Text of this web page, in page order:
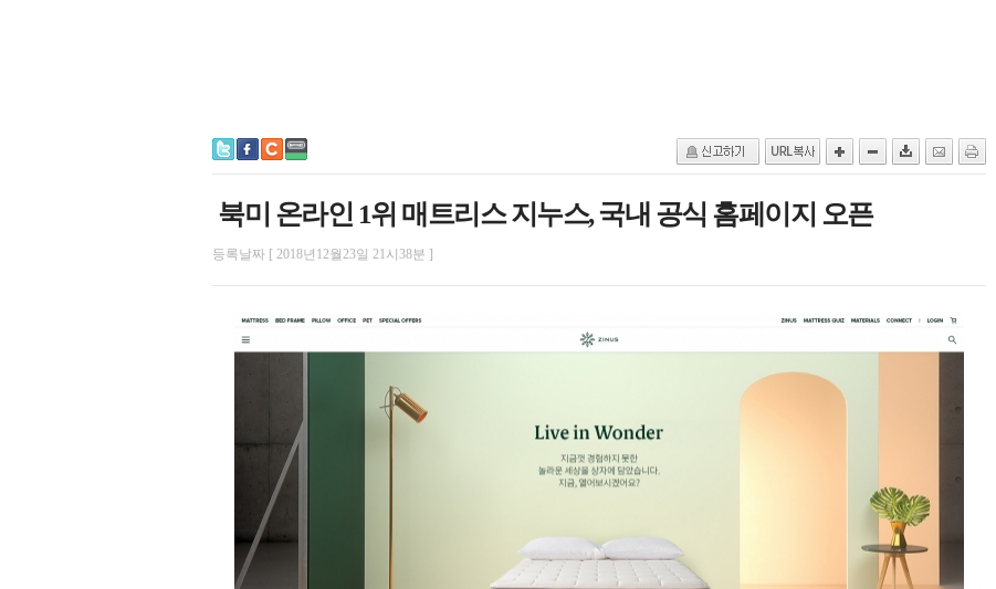
북미 온라인 1위 매트리스 지누스, 국내 공식 홈페이지 오픈
등록날짜 [ 2018년12월23일 21시38분 ]